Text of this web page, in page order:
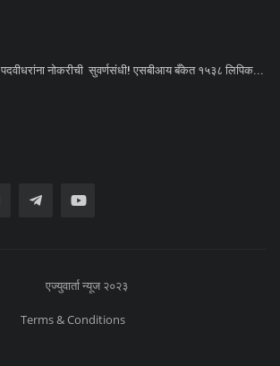
पदवीधरांना नोकरीची सुवर्णसंधी! एसबीआय बँकेत १५३८ लिपिक...
एज्युवार्ता न्यूज २०२३
Terms & Conditions